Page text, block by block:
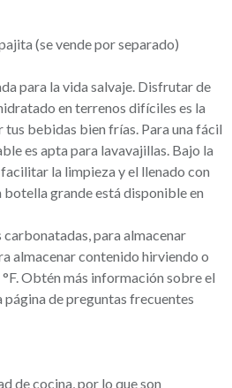
(se vende por separado)
para la vida salvaje. Disfrutar de
en terrenos difíciles es la
bebidas bien frías. Para una fácil
es apta para lavavajillas. Bajo la
la limpieza y el llenado con
botella grande está disponible en
para almacenar
almacenar contenido hirviendo o
Obtén más información sobre el
de preguntas frecuentes
de cocina, por lo que son